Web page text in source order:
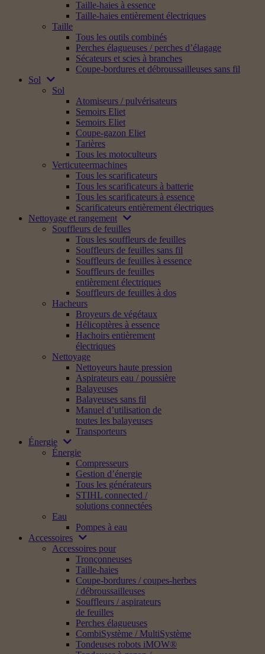
Taille-haies à essence
Taille-haies entièrement électriques
Taille
Tous les outils combinés
Perches élagueuses / perches d’élagage
Sécateurs et scies à branches
Coupe-bordures et débroussailleuses sans fil
Sol
Sol
Atomiseurs / pulvérisateurs
Semoirs Eliet
Semoirs Eliet
Coupe-gazon Eliet
Tarières
Tous les motoculteurs
Verticuteermachines
Tous les scarificateurs
Tous les scarificateurs à batterie
Tous les scarificateurs à essence
Scarificateurs entièrement électriques
Nettoyage et rangement
Souffleurs de feuilles
Tous les souffleurs de feuilles
Souffleurs de feuilles sans fil
Souffleurs de feuilles à essence
Souffleurs de feuilles
entièrement électriques
Souffleurs de feuilles à dos
Hacheurs
Broyeurs de végétaux
Hélicoptères à essence
Hachoirs entièrement
électriques
Nettoyage
Nettoyeurs haute pression
Aspirateurs eau / poussière
Balayeuses
Balayeuses sans fil
Manuel d’utilisation de
toutes les balayeuses
Transporteurs
Énergie
Énergie
Compresseurs
Gestion d’énergie
Tous les générateurs
STIHL connected /
solutions connectées
Eau
Pompes à eau
Accessoires
Accessoires pour
Tronçonneuses
Taille-haies
Coupe-bordures / coupes-herbes
/ débroussailleuses
Souffleurs / aspirateurs
de feuilles
Perches élagueuses
CombiSystème / MultiSystème
Tondeuses robots iMOW®